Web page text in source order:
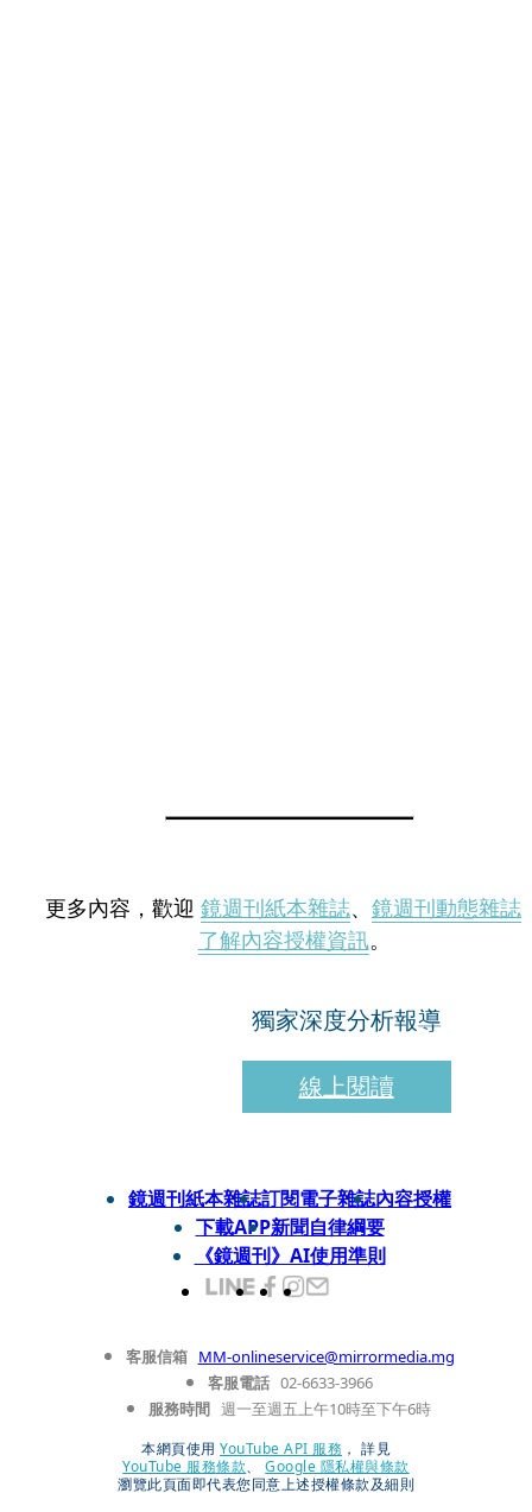
更多內容，歡迎 鏡週刊紙本雜誌、 鏡週刊動態雜誌
了解內容授權資訊。
獨家深度分析報導
線上閱讀
鏡週刊紙本雜誌訂閱電子雜誌內容授權
下載APP新聞自律綱要
《鏡週刊》AI使用準則
客服信箱 MM-onlineservice@mirrormedia.mg
客服電話 02-6633-3966
服務時間 週一至週五上午10時至下午6時
本網頁使用 YouTube API 服務 ， 詳見
YouTube 服務條款、
Google 隱私權與條款
瀏覽此頁面即代表您同意上述授權條款及細則